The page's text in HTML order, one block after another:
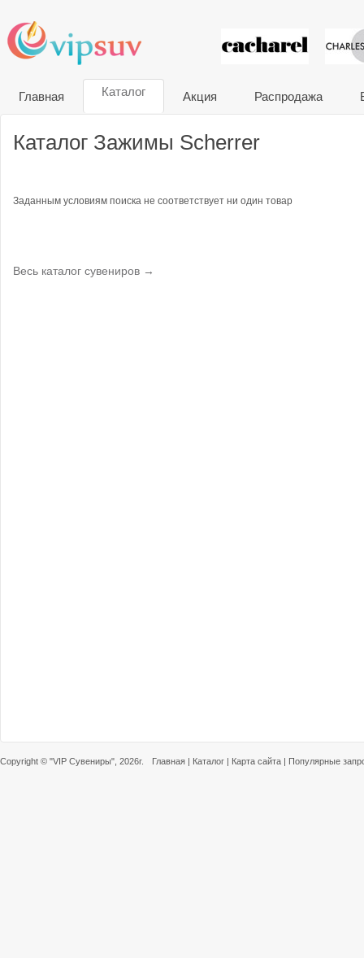
VIP
Главная Каталог Акция Распродажа
Каталог Зажимы Scherrer
Заданным условиям поиска не соответствует ни один товар
Весь каталог сувениров →
Copyright © "VIP Сувениры" , 2026г. Главная | Каталог | Карта сайта | Популярные